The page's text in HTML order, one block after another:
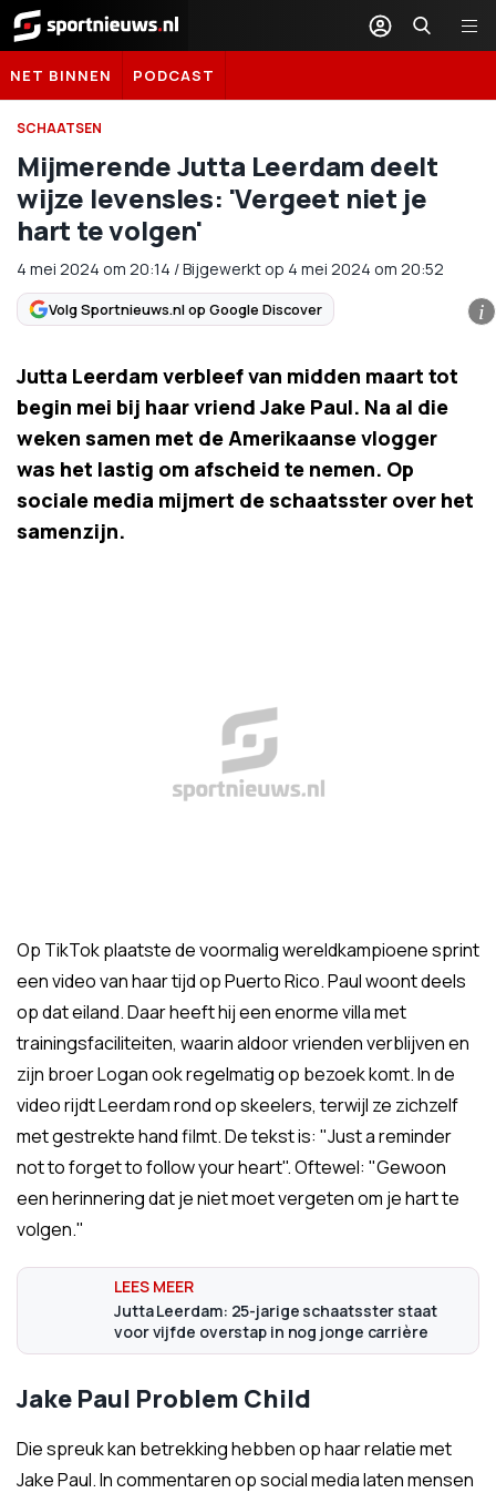
Sportnieuws.nl
NET BINNEN PODCAST
SCHAATSEN
Mijmerende Jutta Leerdam deelt
wijze levensles: 'Vergeet niet je
hart te volgen'
4 mei 2024 om 20:14 /Bijgewerkt op 4 mei 2024 om 20:52
Volg Sportnieuws.nl op Google Discover i
Jutta Leerdam verbleef van midden maart tot
begin mei bij haar vriend Jake Paul. Na al die
weken samen met de Amerikaanse vlogger
was het lastig om afscheid te nemen. Op
sociale media mijmert de schaatsster over het
samenzijn.
Op TikTok plaatste de voormalig wereldkampioene sprint
een video van haar tijd op Puerto Rico. Paul woont deels
op dat eiland. Daar heeft hij een enorme villa met
trainingsfaciliteiten, waarin aldoor vrienden verblijven en
zijn broer Logan ook regelmatig op bezoek komt. In de
video rijdt Leerdam rond op skeelers, terwijl ze zichzelf
met gestrekte hand filmt. De tekst is: "Just a reminder
not to forget to follow your heart". Oftewel: "Gewoon
een herinnering dat je niet moet vergeten om je hart te
volgen."
Jutta Leerdam: 25-jarige schaatsster staat
voor vijfde overstap in nog jonge carrière
Jake Paul Problem Child
Die spreuk kan betrekking hebben op haar relatie met
Jake Paul. In commentaren op social media laten mensen